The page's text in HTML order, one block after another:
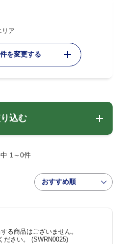
リア
を変更する
込む
1～0件
おすすめ順
る商品はございません。
ださい。 (SWRN0025)